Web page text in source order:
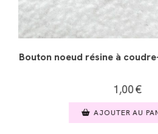
Bouton ourson résine à
1,00
AJOUTER AU